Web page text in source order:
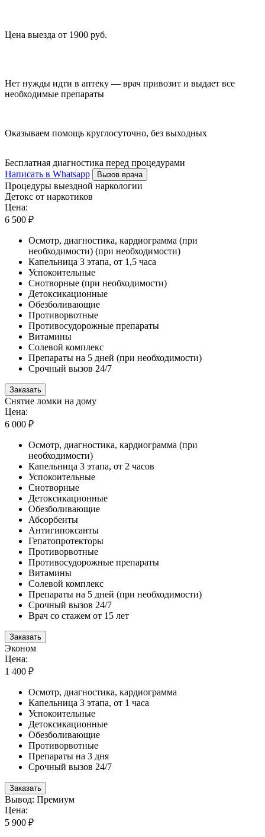
Цена выезда от 1900 руб.
Нет нужды идти в аптеку — врач привозит и выдает все
необходимые препараты
Оказываем помощь круглосуточно, без выходных
Бесплатная диагностика перед процедурами
Написать в Whatsapp
Вызов врача
Процедуры выездной наркологии
Детокс от наркотиков
Цена:
6 500 ₽
Осмотр, диагностика, кардиограмма (при
необходимости) (при необходимости)
Капельница 3 этапа, от 1,5 часа
Успокоительные
Снотворные (при необходимости)
Детоксикационные
Обезболивающие
Противорвотные
Противосудорожные препараты
Витамины
Солевой комплекс
Препараты на 5 дней (при необходимости)
Срочный вызов 24/7
Заказать
Снятие ломки на дому
Цена:
6 000 ₽
Осмотр, диагностика, кардиограмма (при
необходимости)
Капельница 3 этапа, от 2 часов
Успокоительные
Снотворные
Детоксикационные
Обезболивающие
Абсорбенты
Антигипоксанты
Гепатопротекторы
Противорвотные
Противосудорожные препараты
Витамины
Солевой комплекс
Препараты на 5 дней (при необходимости)
Срочный вызов 24/7
Врач со стажем от 15 лет
Заказать
Эконом
Цена:
1 400 ₽
Осмотр, диагностика, кардиограмма
Капельница 3 этапа, от 1 часа
Успокоительные
Детоксикационные
Обезболивающие
Противорвотные
Препараты на 3 дня
Срочный вызов 24/7
Заказать
Вывод: Премиум
Цена:
5 900 ₽